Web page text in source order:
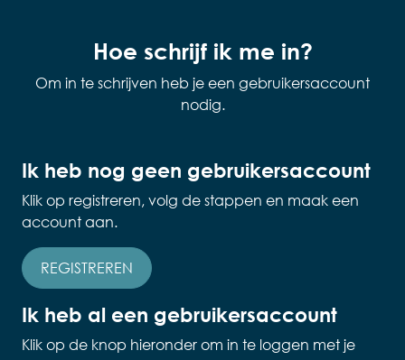
Hoe schrijf ik me in?
Om in te schrijven heb je een gebruikersaccount
nodig.
Ik heb nog geen gebruikersaccount
Klik op registreren, volg de stappen en maak een
account aan.
REGISTREREN
Ik heb al een gebruikersaccount
Klik op de knop hieronder om in te loggen met je